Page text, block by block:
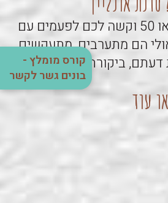
קורס מומלץ -
בונים גשר לקשר
אתם בני 30, 40, או 50 וקשה לכם לפעמים עם
הם מתערבים, מתעקשים
ביקורתיים…
עוד